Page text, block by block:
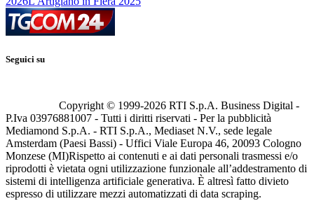
Seguici su
Copyright © 1999-2026 RTI S.p.A. Business Digital -
P.Iva 03976881007 - Tutti i diritti riservati - Per la pubblicità
Mediamond S.p.A. - RTI S.p.A., Mediaset N.V., sede legale
Amsterdam (Paesi Bassi) - Uffici Viale Europa 46, 20093 Cologno
Monzese (MI)Rispetto ai contenuti e ai dati personali trasmessi e/o
riprodotti è vietata ogni utilizzazione funzionale all’addestramento di
sistemi di intelligenza artificiale generativa. È altresì fatto divieto
espresso di utilizzare mezzi automatizzati di data scraping.